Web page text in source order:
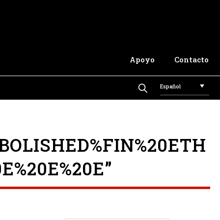
Apoyo Contacto
Español